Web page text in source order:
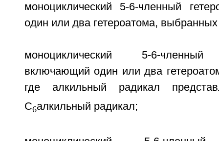
моноциклический 5-6-членный
один или два гетероатома, выбранных
моноциклический 5-6-членный
включающий один или два
где алкильный радикал
C6алкильный радикал;